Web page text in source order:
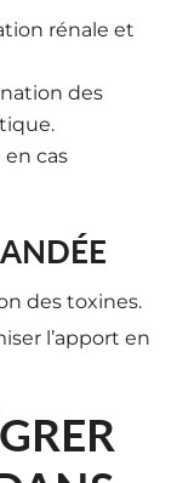
rénale et
des
en cas
des toxines.
l’apport en